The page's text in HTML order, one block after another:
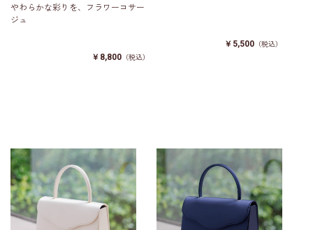
やわらかな彩りを、フラワーコサー
ジュ
￥8,800 （税込）
￥5,500 （税込）